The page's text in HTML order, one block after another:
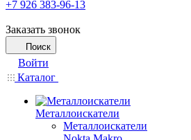
+7 926 383-96-13
Заказать звонок
Поиск
Войти
Каталог
Металлоискатели
Металлоискатели